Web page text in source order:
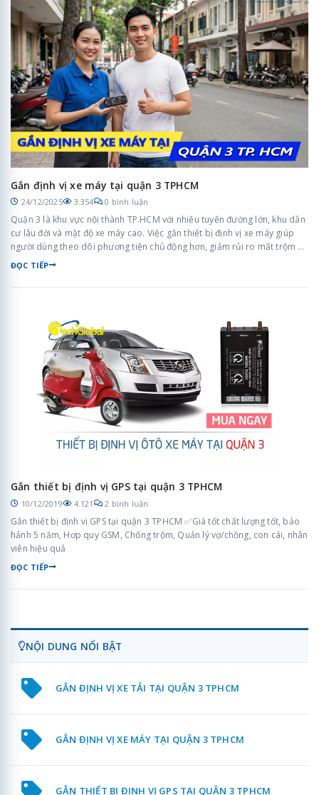
Gắn định vị xe máy tại quận 3 TPHCM
24/12/2025 3.354 0 bình luận
Quận 3 là khu vực nội thành TP.HCM với nhiều tuyến đường lớn, khu dân
cư lâu đời và mật độ xe máy cao. Việc gắn thiết bị định vị xe máy giúp
người dùng theo dõi phương tiện chủ động hơn, giảm rủi ro mất trộm và
quản lý xe hiệu quả trong sinh hoạt và công việc hằng ngày.
ĐỌC TIẾP
Gắn thiết bị định vị GPS tại quận 3 TPHCM
10/12/2019 4.121 2 bình luận
Gắn thiết bị định vị GPS tại quận 3 TPHCM ✅Giá tốt chất lượng tốt, bảo
hảnh 5 năm, Hơp quy GSM, Chống trộm, Quản lý vợ/chồng, con cái, nhân
viên hiệu quả
ĐỌC TIẾP
NỘI DUNG NỔI BẬT
GẮN ĐỊNH VỊ XE TẢI TẠI QUẬN 3 TPHCM
GẮN ĐỊNH VỊ XE MÁY TẠI QUẬN 3 TPHCM
GẮN THIẾT BỊ ĐỊNH VỊ GPS TẠI QUẬN 3 TPHCM